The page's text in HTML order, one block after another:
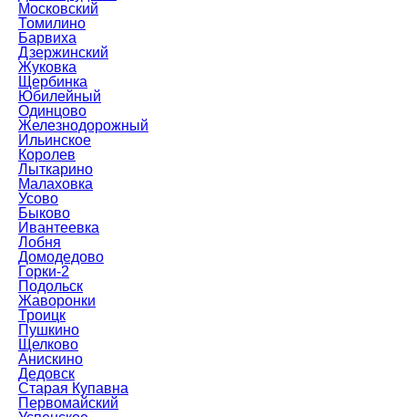
Московский
Томилино
Барвиха
Дзержинский
Жуковка
Щербинка
Юбилейный
Одинцово
Железнодорожный
Ильинское
Королев
Лыткарино
Малаховка
Усово
Быково
Ивантеевка
Лобня
Домодедово
Горки-2
Подольск
Жаворонки
Троицк
Пушкино
Щелково
Анискино
Дедовск
Старая Купавна
Первомайский